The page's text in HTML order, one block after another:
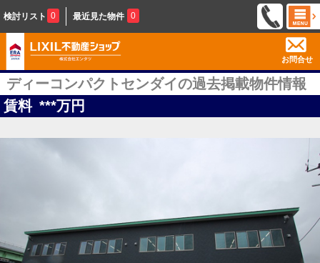
検討リスト 0 最近見た物件 0
お問合せ
ディーコンパクトセンダイの過去掲載物件情報
賃料 ***万円